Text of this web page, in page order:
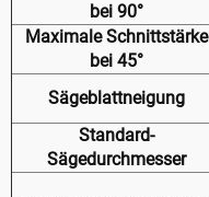
bei 90°
Maximale Schnittstärke
bei 45°
Sägeblattneigung
Standard-
Sägedurchmesser